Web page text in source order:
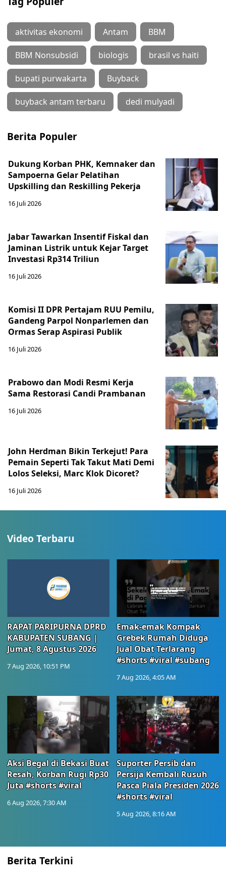
aktivitas ekonomi Antam BBM
BBM Nonsubsidi biologis brasil vs haiti
bupati purwakarta Buyback
buyback antam terbaru dedi mulyadi
Berita Populer
Dukung Korban PHK, Kemnaker dan
Sampoerna Gelar Pelatihan
Upskilling dan Reskilling Pekerja
16 Juli 2026
Jabar Tawarkan Insentif Fiskal dan
Jaminan Listrik untuk Kejar Target
Investasi Rp314 Triliun
16 Juli 2026
Komisi II DPR Pertajam RUU Pemilu,
Gandeng Parpol Nonparlemen dan
Ormas Serap Aspirasi Publik
16 Juli 2026
Prabowo dan Modi Resmi Kerja
Sama Restorasi Candi Prambanan
16 Juli 2026
John Herdman Bikin Terkejut! Para
Pemain Seperti Tak Takut Mati Demi
Lolos Seleksi, Marc Klok Dicoret?
16 Juli 2026
Video Terbaru
RAPAT PARIPURNA DPRD
KABUPATEN SUBANG |
Jumat, 8 Agustus 2026
7 Aug 2026, 10:51 PM
Emak-emak Kompak
Grebek Rumah Diduga
Jual Obat Terlarang
#shorts #viral #subang
7 Aug 2026, 4:05 AM
Aksi Begal di Bekasi Buat
Resah, Korban Rugi Rp30
Juta #shorts #viral
6 Aug 2026, 7:30 AM
Suporter Persib dan
Persija Kembali Rusuh
Pasca Piala Presiden 2026
#shorts #viral
5 Aug 2026, 8:16 AM
Berita Terkini